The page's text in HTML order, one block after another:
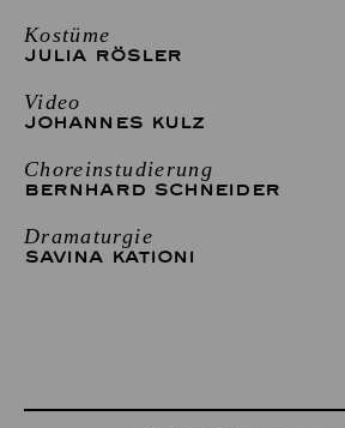
Kostüme
JULIA RÖSLER
Video
JOHANNES KULZ
Choreinstudierung
BERNHARD SCHNEIDER
Dramaturgie
SAVINA KATIONI